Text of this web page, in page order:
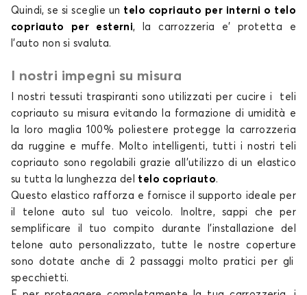
Telo copriauto per HONDA e:Ny1
FR-V
Telo copriauto per HONDA FR-V
Quindi, se si sceglie un telo copriauto per interni o telo
copriauto per esterni, la carrozzeria e’ protetta e
l’auto non si svaluta.
I nostri impegni su misura
I nostri tessuti traspiranti sono utilizzati per cucire i teli
copriauto su misura evitando la formazione di umidità e
la loro maglia 100% poliestere protegge la carrozzeria
da ruggine e muffe. Molto intelligenti, tutti i nostri teli
copriauto sono regolabili grazie all'utilizzo di un elastico
su tutta la lunghezza del telo copriauto.
Questo elastico rafforza e fornisce il supporto ideale per
il telone auto
sul tuo veicolo. Inoltre, sappi che per
semplificare il tuo compito durante l'installazione del
telone auto personalizzato, tutte le nostrecoperture
sono dotate anche di 2 passaggi molto pratici per gli
specchietti.